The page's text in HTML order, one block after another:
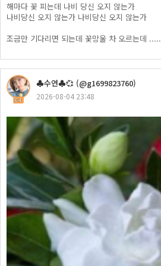
해마다 꽃 피는데 나비 당신 오지 않는가
나비당신 오지 않는가 나비당신 오지 않는가
조금만 기다리면 되는데 꽃망울 차 오르는데 .....
64
♣수연♣💞 (@g1699823760)
2026-08-04 23:48